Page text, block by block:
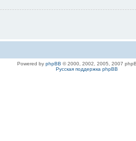
Powered by phpBB © 2000, 2002, 2005, 2007
Русская поддержка phpBB